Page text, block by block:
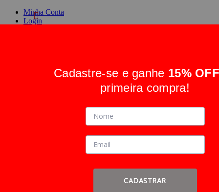
Minha Conta
Login
Cadastre-se e ganhe 15%
primeira compra!
CADASTRAR